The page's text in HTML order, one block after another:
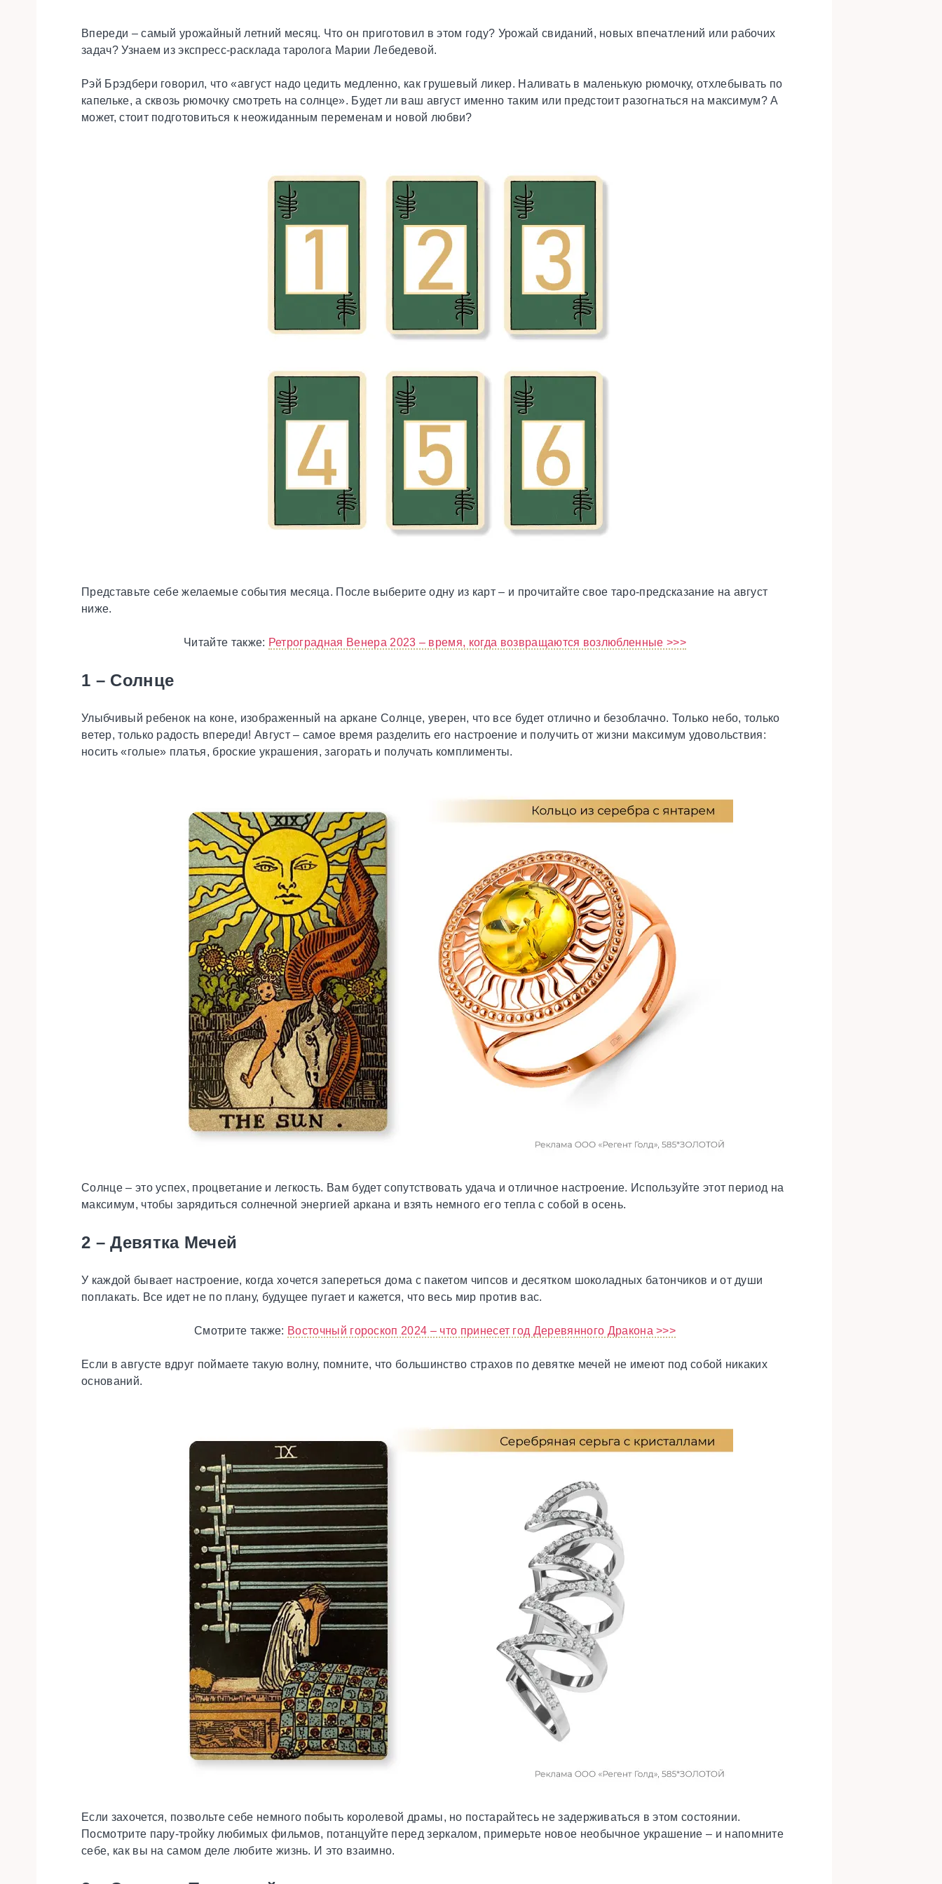
Впереди – самый урожайный летний месяц. Что он приготовил в этом году? Урожай свиданий, новых впечатлений или рабочих
задач? Узнаем из экспресс-расклада таролога Марии Лебедевой.
Рэй Брэдбери говорил, что «август надо цедить медленно, как грушевый ликер. Наливать в маленькую рюмочку, отхлебывать по
капельке, а сквозь рюмочку смотреть на солнце». Будет ли ваш август именно таким или предстоит разогнаться на максимум? А
может, стоит подготовиться к неожиданным переменам и новой любви?
Представьте себе желаемые события месяца. После выберите одну из карт – и прочитайте свое таро-предсказание на август
ниже.
Читайте также: Ретроградная Венера 2023 – время, когда возвращаются возлюбленные >>>
1 – Солнце
Улыбчивый ребенок на коне, изображенный на аркане Солнце, уверен, что все будет отлично и безоблачно. Только небо, только
ветер, только радость впереди! Август – самое время разделить его настроение и получить от жизни максимум удовольствия:
носить «голые» платья, броские украшения, загорать и получать комплименты.
Солнце – это успех, процветание и легкость. Вам будет сопутствовать удача и отличное настроение. Используйте этот период на
максимум, чтобы зарядиться солнечной энергией аркана и взять немного его тепла с собой в осень.
2 – Девятка Мечей
У каждой бывает настроение, когда хочется запереться дома с пакетом чипсов и десятком шоколадных батончиков и от души
поплакать. Все идет не по плану, будущее пугает и кажется, что весь мир против вас.
Смотрите также: Восточный гороскоп 2024 – что принесет год Деревянного Дракона >>>
Если в августе вдруг поймаете такую волну, помните, что большинство страхов по девятке мечей не имеют под собой никаких
оснований.
Если захочется, позвольте себе немного побыть королевой драмы, но постарайтесь не задерживаться в этом состоянии.
Посмотрите пару-тройку любимых фильмов, потанцуйте перед зеркалом, примерьте новое необычное украшение – и напомните
себе, как вы на самом деле любите жизнь. И это взаимно.